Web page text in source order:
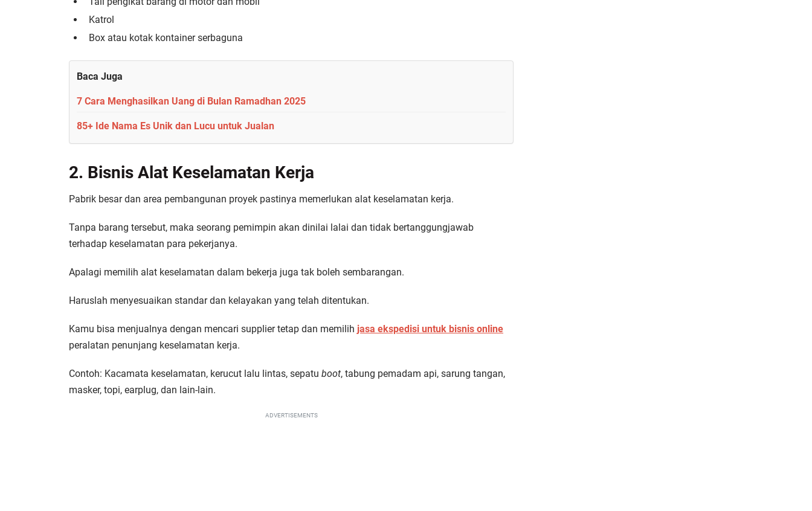
Katrol
Box atau kotak kontainer serbaguna
Baca Juga
7 Cara Menghasilkan Uang di Bulan Ramadhan 2025
85+ Ide Nama Es Unik dan Lucu untuk Jualan
2. Bisnis Alat Keselamatan Kerja
Pabrik besar dan area pembangunan proyek pastinya memerlukan alat keselamatan kerja.
Tanpa barang tersebut, maka seorang pemimpin akan dinilai lalai dan tidak bertanggungjawab
terhadap keselamatan para pekerjanya.
Apalagi memilih alat keselamatan dalam bekerja juga tak boleh sembarangan.
Haruslah menyesuaikan standar dan kelayakan yang telah ditentukan.
Kamu bisa menjualnya dengan mencari supplier tetap dan memilih jasa ekspedisi untuk bisnis online
peralatan penunjang keselamatan kerja.
Contoh: Kacamata keselamatan, kerucut lalu lintas, sepatu boot, tabung pemadam api, sarung tangan,
masker, topi, earplug, dan lain-lain.
ADVERTISEMENTS